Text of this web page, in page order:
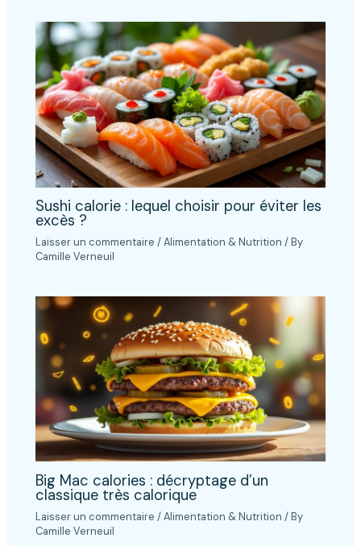
Sushi calorie : lequel choisir pour éviter les
excès ?
Laisser un commentaire /Alimentation & Nutrition / By
Camille Verneuil
Big Mac calories : décryptage d’un
classique très calorique
Laisser un commentaire /Alimentation & Nutrition / By
Camille Verneuil